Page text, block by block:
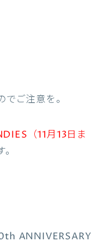
ご注意を。
（11月13日ま
ANNIVERSARY